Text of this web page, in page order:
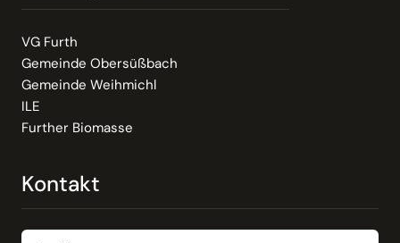
VG Furth
Gemeinde Obersüßbach
Gemeinde Weihmichl
ILE
Further Biomasse
Kontakt